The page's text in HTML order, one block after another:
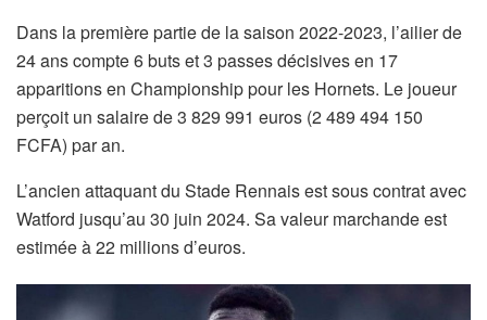
Dans la première partie de la saison 2022-2023, l’ailier de
24 ans compte 6 buts et 3 passes décisives en 17
apparitions en Championship pour les Hornets. Le joueur
perçoit un salaire de 3 829 991 euros (2 489 494 150
FCFA) par an.
L’ancien attaquant du Stade Rennais est sous contrat avec
Watford jusqu’au 30 juin 2024. Sa valeur marchande est
estimée à 22 millions d’euros.